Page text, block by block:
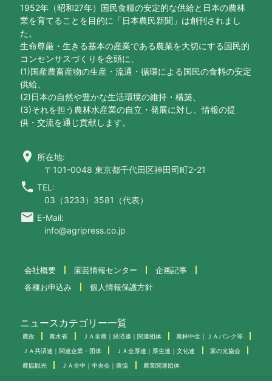
1952年（昭和27年）国民食糧の安定的な供給と日本の農林
業を育てることを目的に「日本農民新聞」は創刊されまし
た。
生命尊厳・生きる基本の産業である農業を大切にする国民的
コンセンサスづくりを念頭に、
(1)国産農畜産物の生産・流通・循環による国民の食料の安定
供給、
(2)日本の自然や豊かな生活環境の維持・構築、
(3)それを担う農林水産業の自立・発展に対し、情報の提
供・交流を通じ貢献します。
location_on 所在地:
〒101-0048 東京都千代田区神田司町2-21
call TEL:
03（3233）3581（代表）
email E-Mail:
info@agripress.co.jp
会社概要 園芸情報センター
企画記事
各種お申込み
個人情報保護方針
ニュースカテゴリー一覧
農政 農水省 ＪＡ全農｜経済連｜関連団体 農林中金｜ＪＡバンク等
ＪＡ共済連｜関連企業・団体 ＪＡ全厚連｜厚生連｜文化連 家の光協会
農協観光 ＪＡ全中｜中央会｜農協 農業関連団体